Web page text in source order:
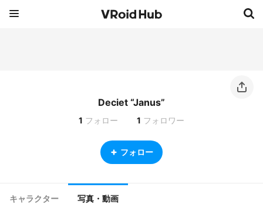
Deciet “Janus”
1 フォロー 1 フォロワー
フォロー
キャラクター 写真・動画